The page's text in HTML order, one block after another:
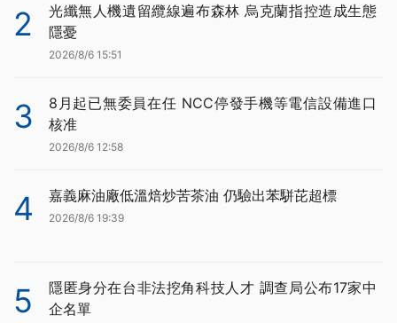
2
光纖無人機遺留纜線遍布森林 烏克蘭指控造成生態
隱憂
2026/8/6 15:51
3
8月起已無委員在任 NCC停發手機等電信設備進口
核准
2026/8/6 12:58
4 嘉義麻油廠低溫焙炒苦茶油 仍驗出苯駢芘超標
2026/8/6 19:39
5
隱匿身分在台非法挖角科技人才 調查局公布17家中
企名單